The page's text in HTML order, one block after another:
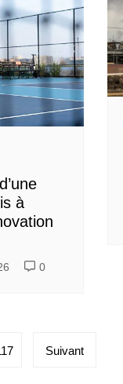
à
0
Suivant